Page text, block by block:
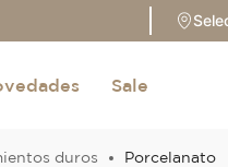
Sale
duros Porcelanato